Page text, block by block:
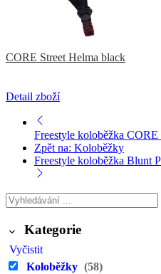
CORE Street Helma black
Detail zboží
Freestyle koloběžka
Zpět na: Koloběžky
Freestyle koloběžka Blunt
Kategorie
Vyčistit
Koloběžky (58)